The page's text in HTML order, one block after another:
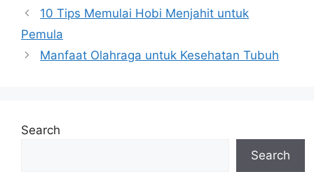
10 Tips Memulai Hobi Menjahit untuk
Pemula
Manfaat Olahraga untuk Kesehatan Tubuh
Search
Search